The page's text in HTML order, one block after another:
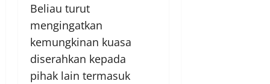
Beliau turut
mengingatkan
kemungkinan kuasa
diserahkan kepada
pihak lain termasuk